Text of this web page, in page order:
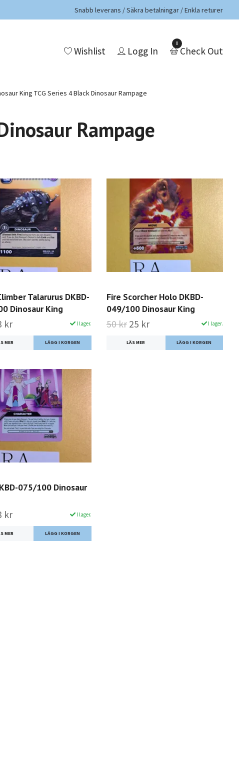
Snabb leverans / Säkra betalningar / Enkla returer
Wishlist Logg In
0
Check Out
King TCG Series 4 Black Dinosaur Rampage
Rampage
Talarurus DKBD-
Dinosaur King
kr I lager.
MER
Fire Scorcher Holo DKBD-
049/100 Dinosaur King
50 kr 25 kr I lager.
LÄS MER
075/100 Dinosaur
kr I lager.
MER